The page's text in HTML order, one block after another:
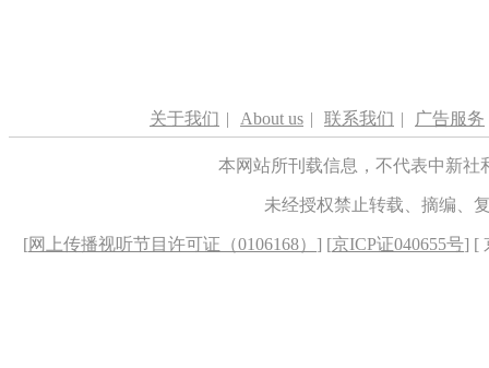
关于我们 | About us | 联系我们 | 广告服务
本网站所刊载信息，不代表中新
未经授权禁止转载、摘编、
[网上传播视听节目许可证（0106168） ] [京ICP证040655号] [